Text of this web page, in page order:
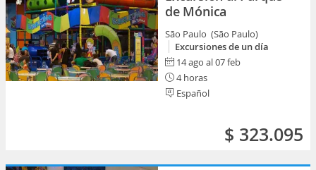
de Mónica
São Paulo (São Paulo)
Excursiones de un día
14 ago al 07 feb
4 horas
Español
$ 323.095